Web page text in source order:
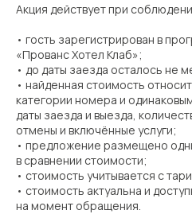
Акция действует при
• гость зарегистрирован в
«Прованс Хотел Клаб»;
• до даты заезда осталось не
• найденная стоимость
категории номера и
даты заезда и выезда,
отмены и включённые услуги;
• предложение размещено
в сравнении стоимости;
• стоимость учитывается с
• стоимость актуальна и
на момент обращения.